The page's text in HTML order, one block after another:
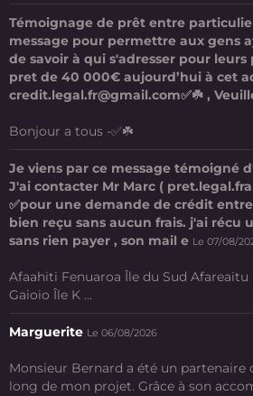
Témoignage de prêt entre
message pour permettre aux gens
de savoir à qui s'adresser pour leurs
pret de 40 000€ aujourd’hui à cet
credit.legal.fr@gmail.com✅☘️ ,
Bonjour a tous -✅☘️
Je viens par ce message témoigné
J'ai contacter Mr Marc (
✅pour une demande de crédit
bien reçu sans aucun frais. j'ai récu
sans rien payer , son mail e Le 07/08/
Afaahiti Fenuaroa Île du Sud
Gaioio Île K ...
Marguerite Le 06/08/2026
Monsieur Bernard a été un partenaire
long de mon projet. Grâce à son